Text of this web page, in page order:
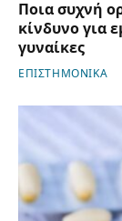
Ποια συχνή
κίνδυνο για
γυναίκες
ΕΠΙΣΤΗΜΟΝΙΚΑ